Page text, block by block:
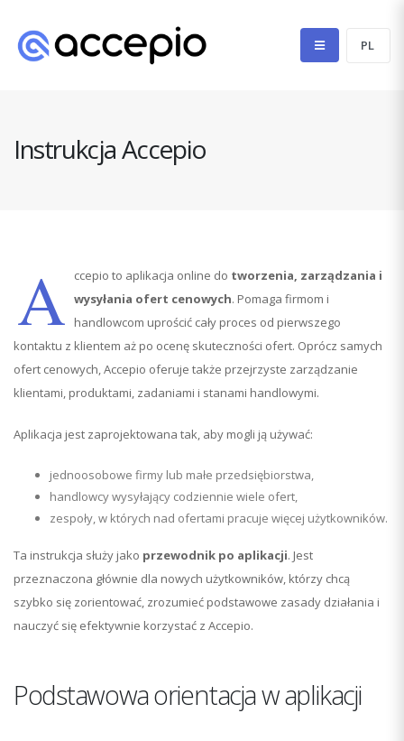
Instrukcja Accepio
A ccepio to aplikacja online do tworzenia, zarządzania i
wysyłania ofert cenowych. Pomaga firmom i
handlowcom uprościć cały proces od pierwszego
kontaktu z klientem aż po ocenę skuteczności ofert. Oprócz samych
ofert cenowych, Accepio oferuje także przejrzyste zarządzanie
klientami, produktami, zadaniami i stanami handlowymi.
Aplikacja jest zaprojektowana tak, aby mogli ją używać:
jednoosobowe firmy lub małe przedsiębiorstwa,
handlowcy wysyłający codziennie wiele ofert,
zespoły, w których nad ofertami pracuje więcej użytkowników.
Ta instrukcja służy jako przewodnik po aplikacji. Jest
przeznaczona głównie dla nowych użytkowników, którzy chcą
szybko się zorientować, zrozumieć podstawowe zasady działania i
nauczyć się efektywnie korzystać z Accepio.
Podstawowa orientacja w aplikacji